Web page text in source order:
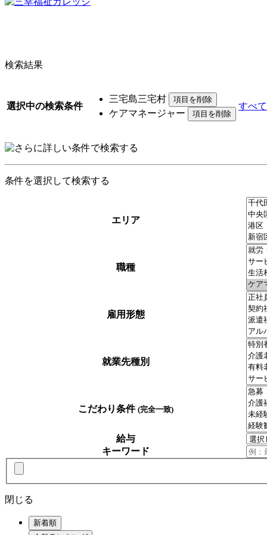
検索結果
選択中の検索条件
三宅島三宅村
ケアマネージャー
すべ
条件を選択して検索する
エリア
職種
雇用形態
就業先種別
こだわり条件 (完全一致)
給与
キーワード
閉じる
新着順